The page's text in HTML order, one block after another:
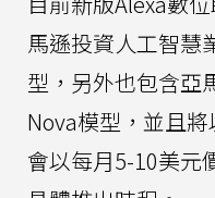
馬遜投資人工智慧
型，另外也包含亞
Nova模型，並且
會以每月5-10美元